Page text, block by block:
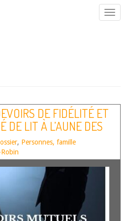
DE FIDÉLITÉ ET
DE LIT À L’AUNE DES
, Personnes, famille